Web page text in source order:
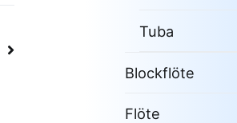
Tuba
Blockflöte
Flöte